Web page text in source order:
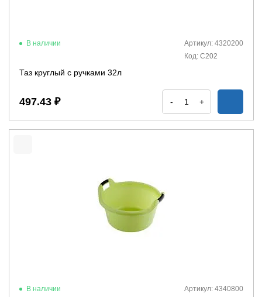
В наличии
Артикул: 4320200
Код: С202
Таз круглый с ручками 32л
497.43 ₽ - +
В наличии
Артикул: 4340800